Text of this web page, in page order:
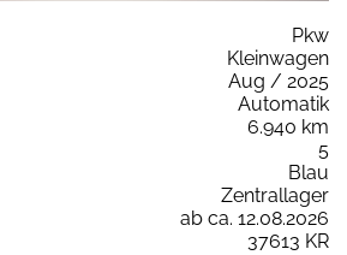
Pkw
Kleinwagen
Aug / 2025
Automatik
6.940 km
5
Blau
Zentrallager
ab ca. 12.08.2026
37613 KR